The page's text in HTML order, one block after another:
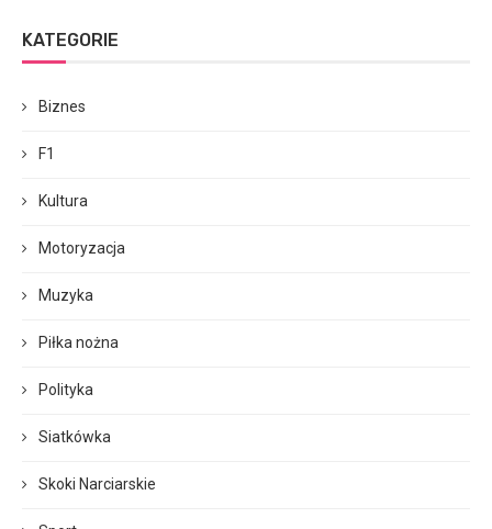
KATEGORIE
Biznes
F1
Kultura
Motoryzacja
Muzyka
Piłka nożna
Polityka
Siatkówka
Skoki Narciarskie